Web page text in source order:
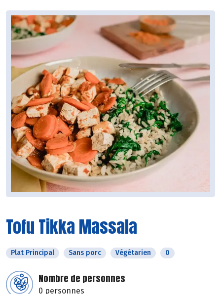
Tofu Tikka Massala
Plat Principal Sans porc Végétarien 0
Nombre de personnes
0 personnes